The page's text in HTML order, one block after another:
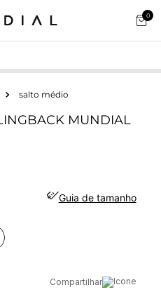
0
salto médio
MUNDIAL
Guia de tamanho
Compartilhar